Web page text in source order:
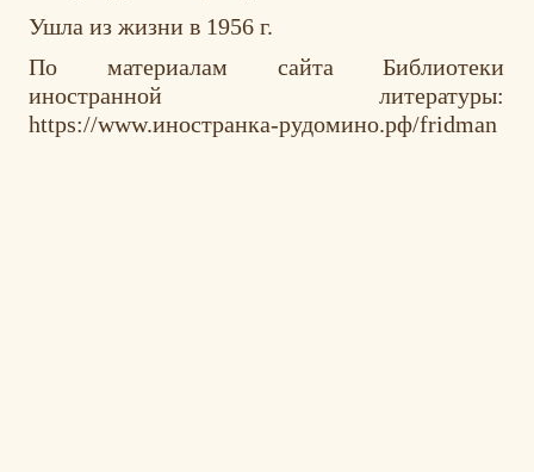
Ушла из жизни в 1956 г.
По материалам сайта Библиотеки
иностранной литературы:
https://www.иностранка-рудомино.рф/fridman